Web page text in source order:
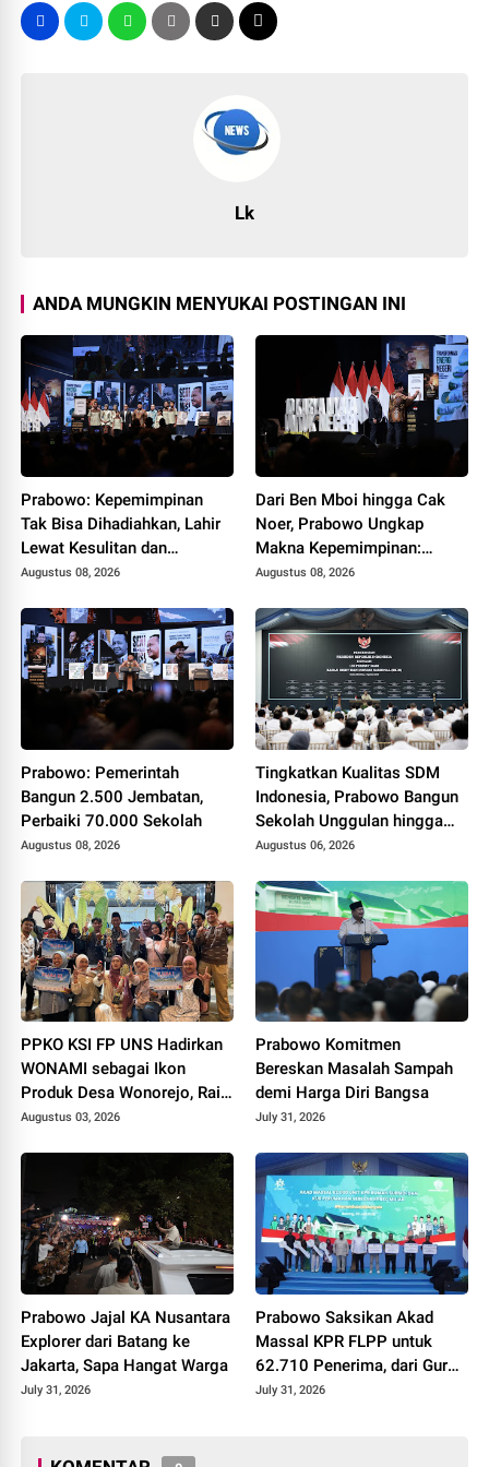
Lk
ANDA MUNGKIN MENYUKAI POSTINGAN INI
Prabowo: Kepemimpinan
Tak Bisa Dihadiahkan, Lahir
Lewat Kesulitan dan
Keberanian
Augustus 08, 2026
Dari Ben Mboi hingga Cak
Noer, Prabowo Ungkap
Makna Kepemimpinan:
Bekerja, Cintai Rakyat &
Augustus 08, 2026
Prabowo: Pemerintah
Bangun 2.500 Jembatan,
Perbaiki 70.000 Sekolah
Augustus 08, 2026
Tingkatkan Kualitas SDM
Indonesia, Prabowo Bangun
Sekolah Unggulan hingga
Undang Universitas Terbaik
Augustus 06, 2026
PPKO KSI FP UNS Hadirkan
WONAMI sebagai Ikon
Produk Desa Wonorejo, Raih
Tiga Penghargaan di
2026
Augustus 03, 2026
Prabowo Komitmen
Bereskan Masalah Sampah
demi Harga Diri Bangsa
July 31, 2026
Prabowo Jajal KA Nusantara
Explorer dari Batang ke
Jakarta, Sapa Hangat Warga
July 31, 2026
Prabowo Saksikan Akad
Massal KPR FLPP untuk
62.710 Penerima, dari Guru
SD hingga Pengemudi Ojol
July 31, 2026